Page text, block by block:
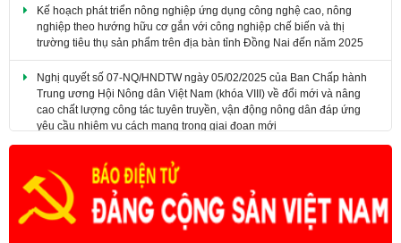
Kế hoạch phát triển nông nghiệp ứng dụng công nghệ cao, nông
nghiệp theo hướng hữu cơ gắn với công nghiệp chế biến và thị
trường tiêu thụ sản phẩm trên địa bàn tỉnh Đồng Nai đến năm 2025
​Nghị quyết số 07-NQ/HNDTW ngày 05/02/2025 của Ban Chấp hành
Trung ương Hội Nông dân Việt Nam (khóa VIII) về đổi mới và nâng
cao chất lượng công tác tuyên truyền, vận động nông dân đáp ứng
yêu cầu nhiệm vụ cách mạng trong giai đoạn mới
triển và nâng cao hiệu quả kinh tế tập thể trong giai đoạn mới